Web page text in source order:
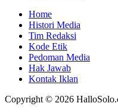
Home
Histori Media
Tim Redaksi
Kode Etik
Pedoman Media
Hak Jawab
Kontak Iklan
Copyright © 2026